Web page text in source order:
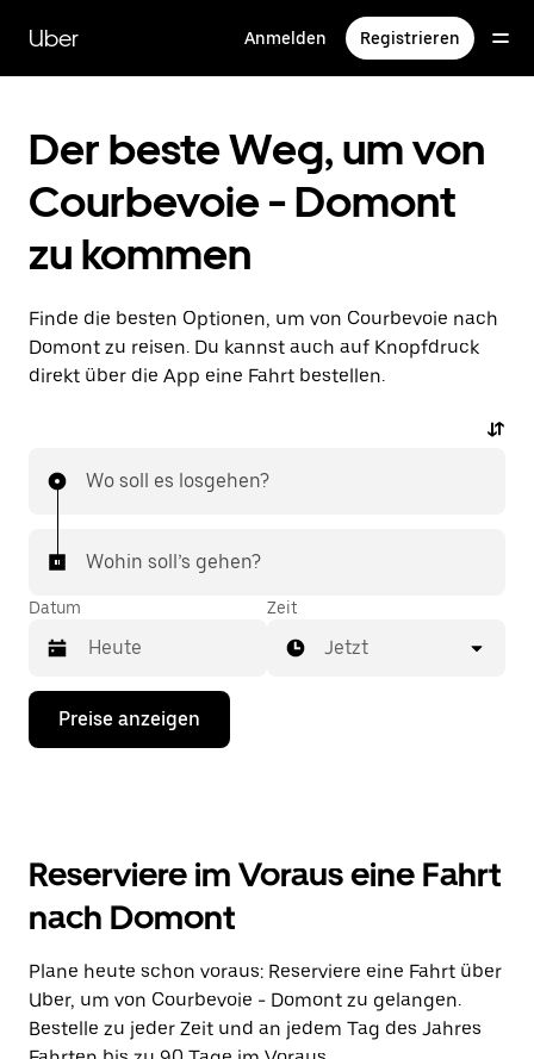
zum
Hauptinhalt
Uber Anmelden Registrieren
Der beste Weg, um von
Courbevoie - Domont
zu kommen
Finde die besten Optionen, um von Courbevoie nach
Domont zu reisen. Du kannst auch auf Knopfdruck
direkt über die App eine Fahrt bestellen.
Wo soll es losgehen?
Wohin soll’s gehen?
Datum
Drücke
Nach-
Kalender
interagieren
ein
Datum
auszuwählen.
Drücke
die
Zeit
Jetzt
Preise anzeigen
Reserviere im Voraus eine Fahrt
nach Domont
Plane heute schon voraus: Reserviere eine Fahrt über
Uber, um von Courbevoie - Domont zu gelangen.
Bestelle zu jeder Zeit und an jedem Tag des Jahres